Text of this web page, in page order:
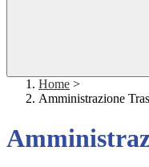
Home >
Amministrazione